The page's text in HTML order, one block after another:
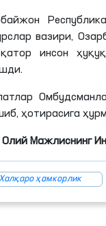
вазири,
инсон
ҳотирасига
Олий Мажлиснинг
ҳамкорлик